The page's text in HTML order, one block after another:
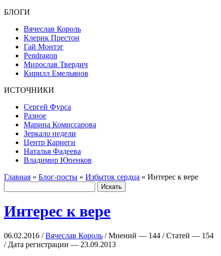
БЛОГИ
Вячеслав Король
Клерик Престон
Гай Монтэг
Pendragon
Мирослав Твердич
Кирилл Емельянов
ИСТОЧНИКИ
Сергей Фурса
Разное
Марина Комиссарова
Зеркало недели
Центр Карнеги
Наталья Фадеева
Владимир Юпенков
Главная » Блог-посты » Избыток сердца » Интерес к вере
Интерес к вере
06.02.2016 /Вячеслав Король / Мнений — 144 / Статей — 154
/ Дата регистрации — 23.09.2013